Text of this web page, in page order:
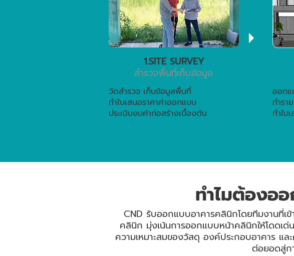
1.SITE SURVEY
สำรวจพื้นที่เก็บข้อมูล
วัดสำรวจ เก็บข้อมูลพื้นที่
ทำใบเสนอราคาค่าออกแบบ
ประเมินงบค่าก่อสร้างเบื้องต้น
ออก
ทำรา
ทำใบ
ทำไมต้องอ
CND รับออกแบบอาคารคลินิกโดยทีมงานที่
คลินิก มุ่งเน้นการออกแบบหน้าคลินิกให้โดดเ
ความเหมาะสมของวัสดุ องค์ประกอบอาคาร แล
ต่อยอดสู่ก